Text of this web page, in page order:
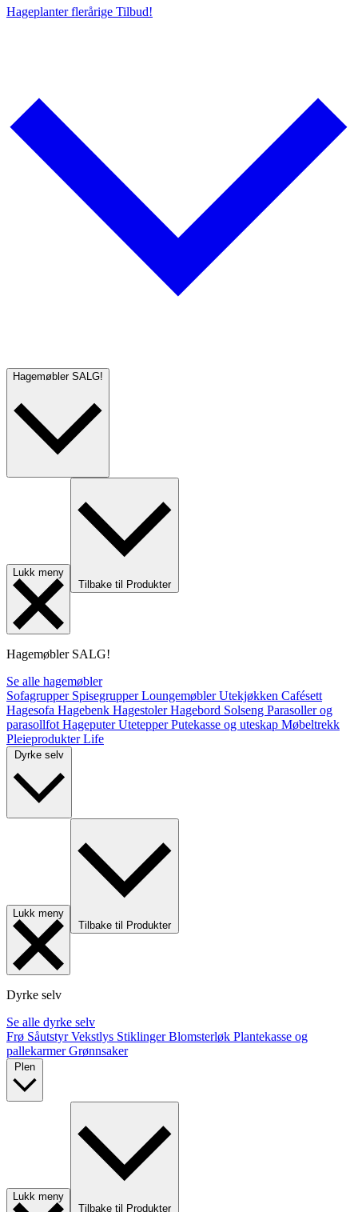
Hageplanter flerårige Tilbud!
Hagemøbler SALG!
Lukk meny
Tilbake til Produkter
Hagemøbler SALG!
Se alle hagemøbler
Sofagrupper SpisegrupperLoungemøblerUtekjøkken Cafésett
Hagesofa Hagebenk HagestolerHagebord Solseng Parasoller og
parasollfot HageputerUtetepperPutekasse og uteskap Møbeltrekk
PleieprodukterLife
Lukk meny
Tilbake til Produkter
Dyrke selv
Se alle dyrke selv
Frø SåutstyrVekstlys StiklingerBlomsterløk Plantekasse og
pallekarmerGrønnsaker
Lukk meny
Tilbake til Produkter